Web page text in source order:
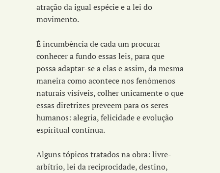
atração da igual espécie e a lei do
movimento.
É incumbência de cada um procurar
conhecer a fundo essas leis, para que
possa adaptar-se a elas e assim, da mesma
maneira como acontece nos fenômenos
naturais visíveis, colher unicamente o que
essas diretrizes preveem para os seres
humanos: alegria, felicidade e evolução
espiritual contínua.
Alguns tópicos tratados na obra: livre-
arbítrio, lei da reciprocidade, destino,